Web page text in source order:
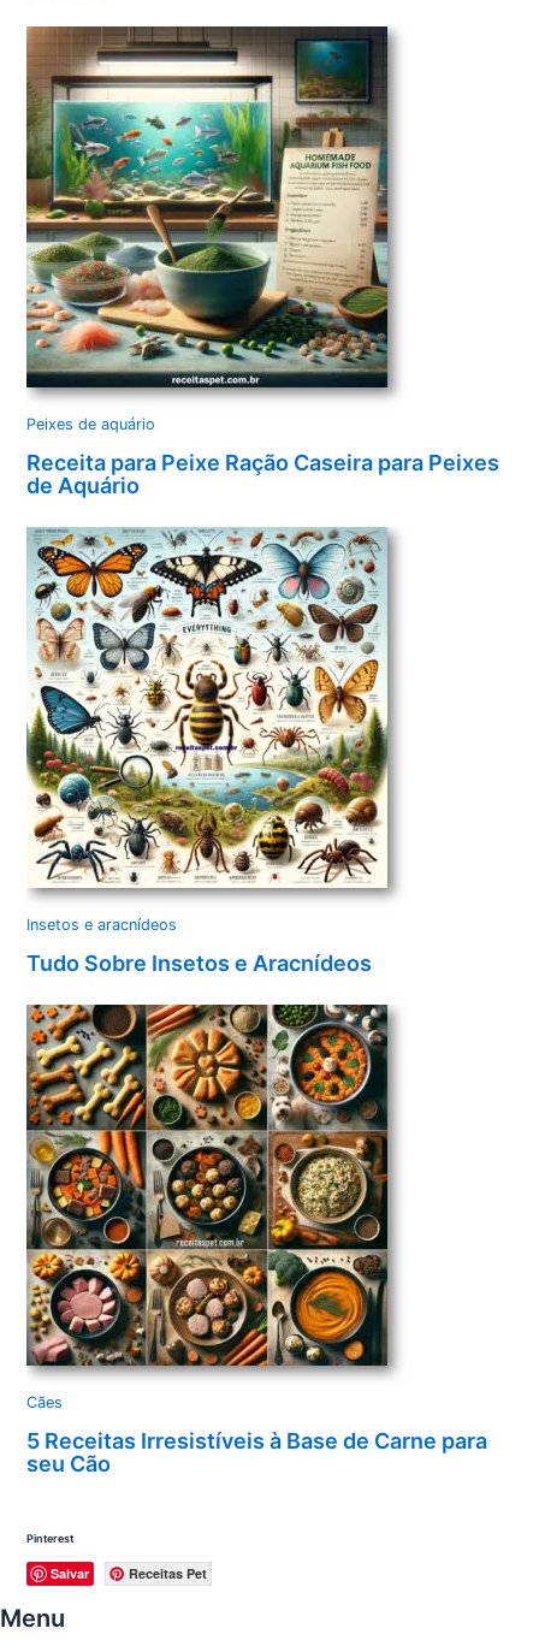
Peixes de aquário
Receita para Peixe Ração Caseira para Peixes
de Aquário
Insetos e aracnídeos
Tudo Sobre Insetos e Aracnídeos
Cães
5 Receitas Irresistíveis à Base de Carne para
seu Cão
Pinterest
Salvar Receitas Pet
Menu